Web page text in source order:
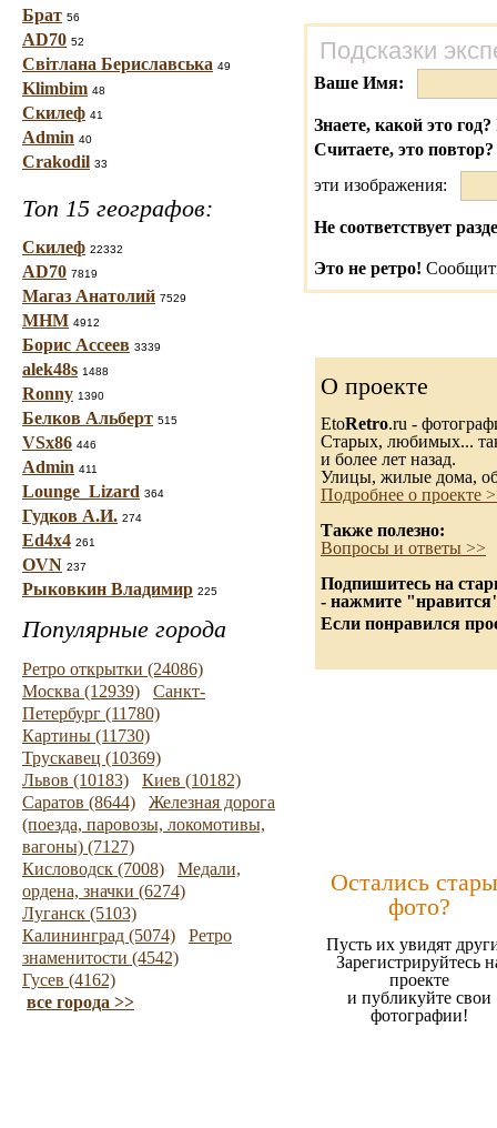
Брат 56
AD70 52
Світлана Бериславська 49
Klimbim 48
Скилеф 41
Admin 40
Crakodil 33
Топ 15 географов:
Скилеф 22332
AD70 7819
Магаз Анатолий 7529
МНМ 4912
Борис Ассеев 3339
alek48s 1488
Ronny 1390
Белков Альберт 515
VSx86 446
Admin 411
Lounge_Lizard 364
Гудков А.И. 274
Ed4x4 261
OVN 237
Рыковкин Владимир 225
Популярные города
Ретро открытки (24086)
Москва (12939)
Санкт-
Петербург (11780)
Картины (11730)
Трускавец (10369)
Львов (10183)
Киев (10182)
Саратов (8644)
Железная дорога
(поезда, паровозы, локомотивы,
вагоны) (7127)
Кисловодск (7008)
Медали,
ордена, значки (6274)
Луганск (5103)
Калининград (5074)
Ретро
знаменитости (4542)
Гусев (4162)
все города >>
Подсказки
Ваше Имя:
Знаете, какой это год?
Считаете, это повтор?
эти изображения:
Не соответствует
Это не ретро!
О проекте
EtoRetro.ru -
Старых, любимых...
и более лет назад.
Улицы, жилые дома,
Подробнее о проекте
Также полезно:
Вопросы и ответы >>
Подпишитесь на
- нажмите
Если понравился
Остались
фото?
Пусть их увидят
Зарегистрируйтесь
проекте
и публикуйте свои
фотографии!